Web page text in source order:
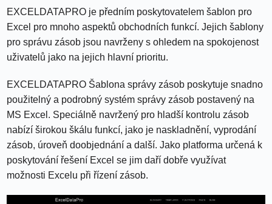
EXCELDATAPRO je předním poskytovatelem šablon pro
Excel pro mnoho aspektů obchodních funkcí. Jejich šablony
pro správu zásob jsou navrženy s ohledem na spokojenost
uživatelů jako na jejich hlavní prioritu.
EXCELDATAPRO Šablona správy zásob poskytuje snadno
použitelný a podrobný systém správy zásob postavený na
MS Excel. Speciálně navržený pro hladší kontrolu zásob
nabízí širokou škálu funkcí, jako je naskladnění, vyprodání
zásob, úroveň doobjednání a další. Jako platforma určená k
poskytování řešení Excel se jim daří dobře využívat
možnosti Excelu při řízení zásob.